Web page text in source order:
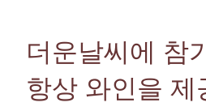
더운날씨에 참
항상 와인을